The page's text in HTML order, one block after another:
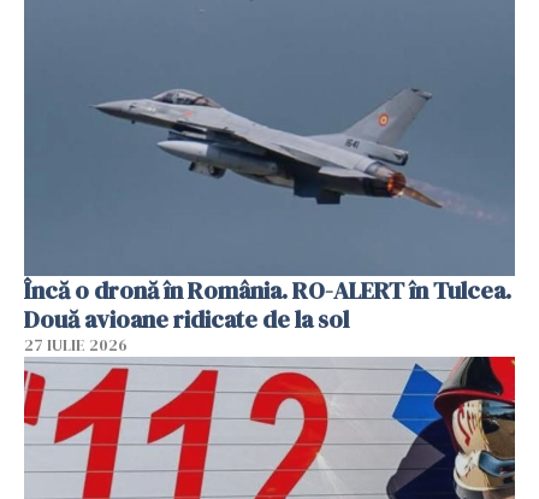
Încă o dronă în România. RO-ALERT în Tulcea.
Două avioane ridicate de la sol
27 IULIE 2026